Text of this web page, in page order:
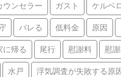
ウンセラー ガスト ケルベ
バレる 低料金 原因
に帰る 尾行 慰謝料 慰
水戸 浮気調査が失敗する原